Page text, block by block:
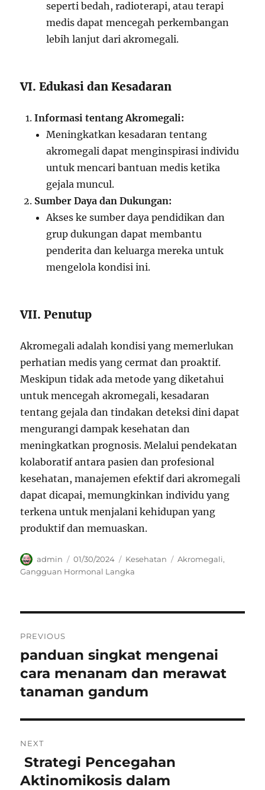
seperti bedah, radioterapi, atau terapi
medis dapat mencegah perkembangan
lebih lanjut dari akromegali.
VI. Edukasi dan Kesadaran
Informasi tentang Akromegali:
Meningkatkan kesadaran tentang
akromegali dapat menginspirasi individu
untuk mencari bantuan medis ketika
gejala muncul.
Sumber Daya dan Dukungan:
Akses ke sumber daya pendidikan dan
grup dukungan dapat membantu
penderita dan keluarga mereka untuk
mengelola kondisi ini.
VII. Penutup
Akromegali adalah kondisi yang memerlukan
perhatian medis yang cermat dan proaktif.
Meskipun tidak ada metode yang diketahui
untuk mencegah akromegali, kesadaran
tentang gejala dan tindakan deteksi dini dapat
mengurangi dampak kesehatan dan
meningkatkan prognosis. Melalui pendekatan
kolaboratif antara pasien dan profesional
kesehatan, manajemen efektif dari akromegali
dapat dicapai, memungkinkan individu yang
terkena untuk menjalani kehidupan yang
produktif dan memuaskan.
Author
admin
Posted
on
01/30/2024 Categories
Kesehatan Tags
Akromegali,
Gangguan Hormonal Langka
pos
PREVIOUS
Previous
post:
panduan singkat mengenai
cara menanam dan merawat
tanaman gandum
NEXT
Next
post:
Strategi Pencegahan
Aktinomikosis dalam